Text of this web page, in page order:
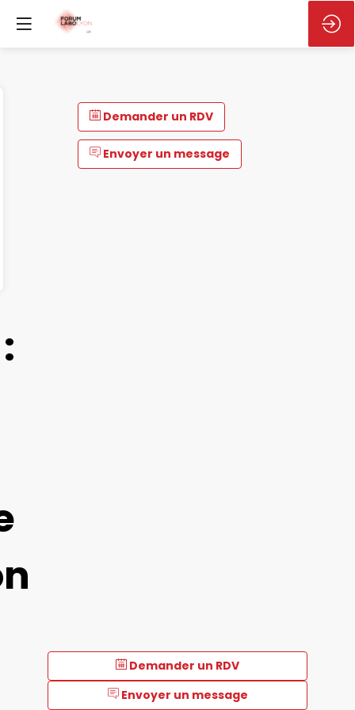
Demander un RDV
Envoyer un message
Demander un RDV
Envoyer un message